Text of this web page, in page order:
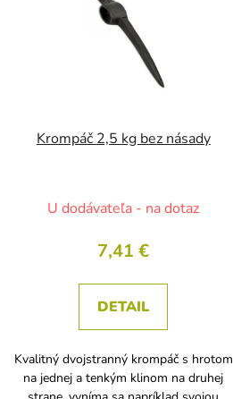
Krompáč 2,5 kg bez násady
U dodávateľa - na dotaz
7,41 €
DETAIL
Kvalitný dvojstranný krompáč s hrotom
na jednej a tenkým klinom na druhej